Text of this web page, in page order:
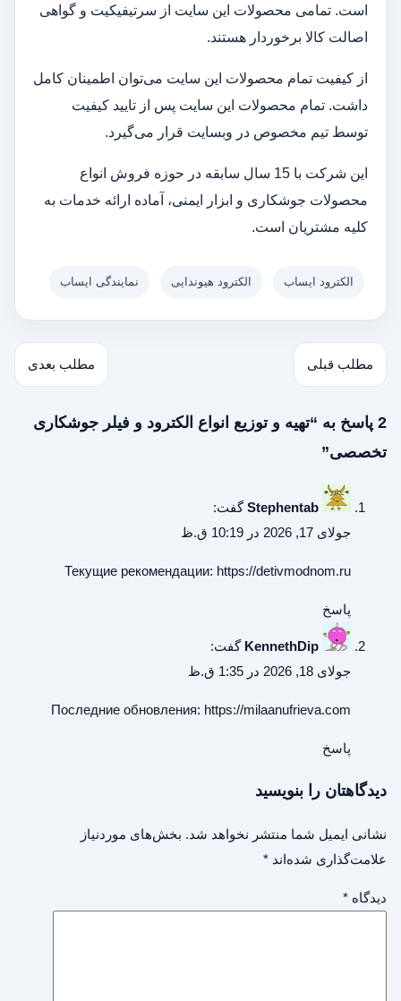
است. تمامی محصولات این سایت از سرتیفیکیت و گواهی
اصالت کالا برخوردار هستند.
از کیفیت تمام محصولات این سایت می‌توان اطمینان کامل
داشت. تمام محصولات این سایت پس از تایید کیفیت
توسط تیم مخصوص در وبسایت قرار می‌گیرد.
این شرکت با 15 سال سابقه در حوزه فروش انواع
محصولات جوشکاری و ابزار ایمنی، آماده ارائه خدمات به
کلیه مشتریان است.
الکترود ایساب الکترود هیوندایی نمایندگی ایساب
مطلب قبلی مطلب بعدی
2 پاسخ به “تهیه و توزیع انواع الکترود و فیلر جوشکاری
تخصصی”
Stephentab گفت:
جولای 17, 2026 در 10:19 ق.ظ
Текущие рекомендации: https://detivmodnom.ru
پاسخ
KennethDip گفت:
جولای 18, 2026 در 1:35 ق.ظ
Последние обновления: https://milaanufrieva.com
پاسخ
دیدگاهتان را بنویسید
نشانی ایمیل شما منتشر نخواهد شد. بخش‌های موردنیاز
علامت‌گذاری شده‌اند *
دیدگاه *